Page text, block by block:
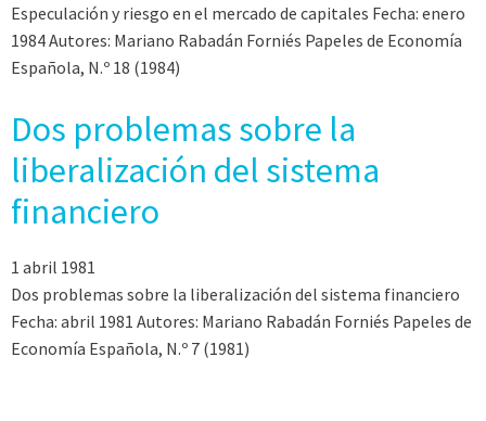
Especulación y riesgo en el mercado de capitales Fecha: enero
1984 Autores: Mariano Rabadán Forniés Papeles de Economía
Española, N.º 18 (1984)
Dos problemas sobre la
liberalización del sistema
financiero
1 abril 1981
Dos problemas sobre la liberalización del sistema financiero
Fecha: abril 1981 Autores: Mariano Rabadán Forniés Papeles de
Economía Española, N.º 7 (1981)